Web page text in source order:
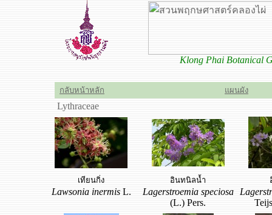
Klong Phai Botanical
กลับหน้าหลัก แผนผัง
Lythraceae
เทียนกิ่ง
Lawsonia inermisL.
อินทนิลน้ำ
Lagerstroemia speciosa
(L.) Pers.